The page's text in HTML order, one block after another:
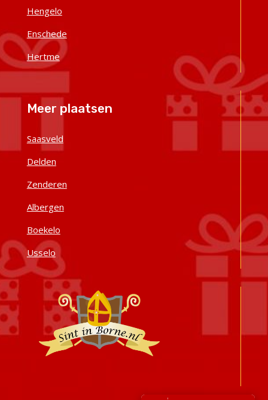
Hengelo
Enschede
Hertme
Meer plaatsen
Saasveld
Delden
Zenderen
Albergen
Boekelo
Usselo